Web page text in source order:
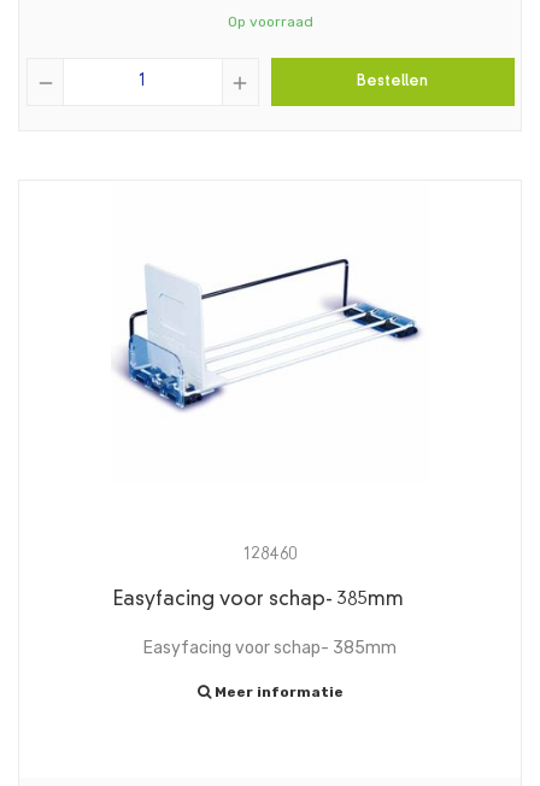
Op voorraad
remove add Bestellen
128460
Easyfacing voor schap- 385mm
Easyfacing voor schap- 385mm
Meer informatie